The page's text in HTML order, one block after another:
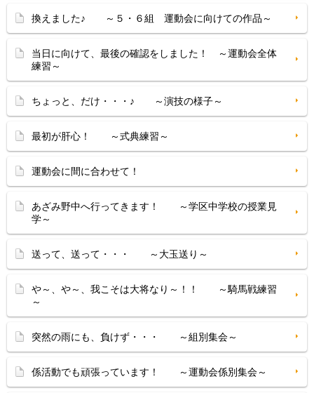
換えました♪ ～５・６組 運動会に向けての作品～
当日に向けて、最後の確認をしました！ ～運動会全体
練習～
ちょっと、だけ・・・♪ ～演技の様子～
最初が肝心！ ～式典練習～
運動会に間に合わせて！
あざみ野中へ行ってきます！ ～学区中学校の授業見
学～
送って、送って・・・ ～大玉送り～
や～、や～、我こそは大将なり～！！ ～騎馬戦練習
～
突然の雨にも、負けず・・・ ～組別集会～
係活動でも頑張っています！ ～運動会係別集会～